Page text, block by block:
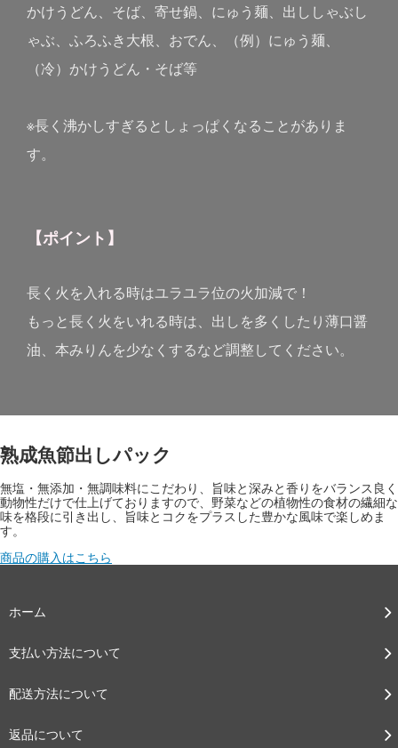
かけうどん、そば、寄せ鍋、にゅう麺、出ししゃぶし
ゃぶ、ふろふき大根、おでん、（例）にゅう麺、
（冷）かけうどん・そば等
※長く沸かしすぎるとしょっぱくなることがありま
す。
【ポイント】
長く火を入れる時はユラユラ位の火加減で！
もっと長く火をいれる時は、出しを多くしたり薄口醤
油、本みりんを少なくするなど調整してください。
熟成魚節出しパック
無塩・無添加・無調味料にこだわり、旨味と深みと香りをバランス良く
動物性だけで仕上げておりますので、野菜などの植物性の食材の繊細な
味を格段に引き出し、旨味とコクをプラスした豊かな風味で楽しめま
す。
商品の購入はこちら
ホーム
支払い方法について
配送方法について
返品について